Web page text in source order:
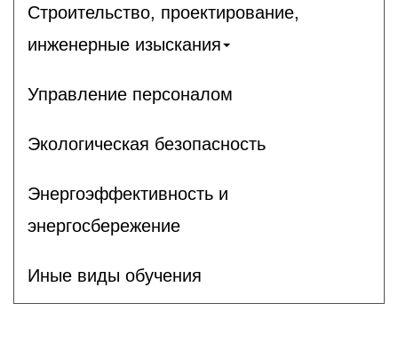
Строительство, проектирование,
инженерные изыскания
Управление персоналом
Экологическая безопасность
Энергоэффективность и
энергосбережение
Иные виды обучения